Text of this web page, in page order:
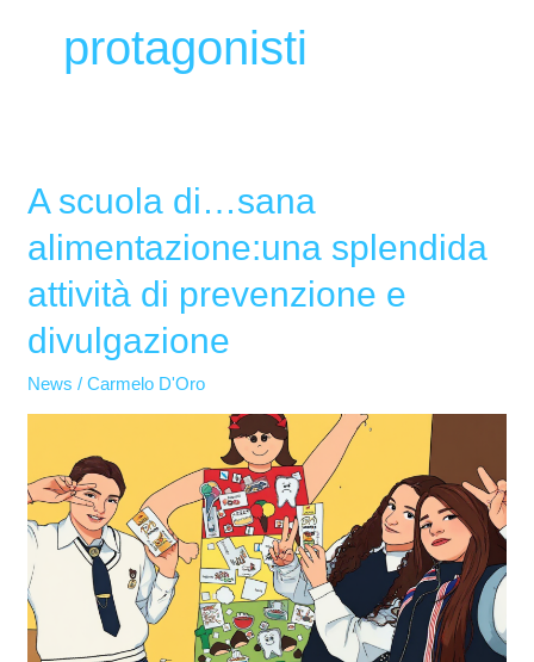
protagonisti
A scuola di…sana
alimentazione:una splendida
attività di prevenzione e
divulgazione
News /Carmelo D'Oro
A
di…
sana
splendida
attività
di
e
divulgazione